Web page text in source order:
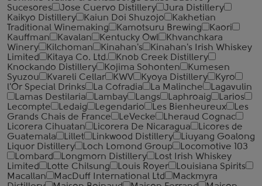
Sucesores
Jose Cuervo Distillery
Jura Distillery
Kaikyo Distillery
Kaiun Doi Shuzojo
Kakhetian
Traditional Winemaking
Kamotsuru Brewing
Kaori
Kauffman
Kavalan Kentucky Owl
Khvanchkara
Winery
Kilchoman Kinahan's
Kinahan's Irish Whiskey
Limited
Kitaya Co. Ltd.
Knob Creek Distillery
Knockando Distillery
Kojima Sohonten
Kumesen
Syuzou
Kvareli Cellar KWV Kyoya Distillery
Kyro
l'Or Special Drinks
La Cofradia La Malinche
Lagavulin
Lamas Destilaria
Lambay Langs Laphroaig
Larios
Lecompte
Ledaig Legendario Les Bienheureux
Les
Grands Chais de France
LeVecke
Lheraud Cognac
Licorera Cihuatan
Licorera De Nicaragua
Licores de
Guatemala
Lillet Linkwood Distillery
Liuyang Goalong
Liquor Distillery
Loch Lomond Group
Locomotive 103
Lombard
Longmorn Distillery
Lost Irish Whiskey
Limited
Lotte Chilsung Louis Royer
Louisiana Spirits
Macallan
MacDuff International Ltd
Mackmyra